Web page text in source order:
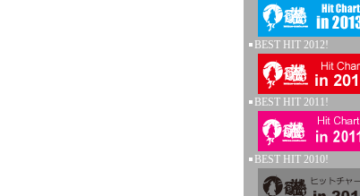
BEST HIT 2012!
BEST HIT 2011!
BEST HIT 2010!